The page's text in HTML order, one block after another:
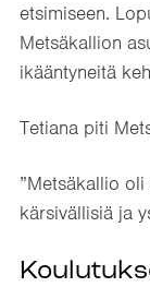
etsimiseen.
Metsäkallion
ikääntyneitä
Tetiana piti
”Metsäkallio
kärsivällisiä ja